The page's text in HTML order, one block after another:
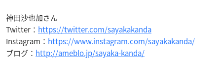
神田沙也加さん
Twitter： https://twitter.com/sayakakanda
Instagram： https://www.instagram.com/sayakakanda/
ブログ： http://ameblo.jp/sayaka-kanda/